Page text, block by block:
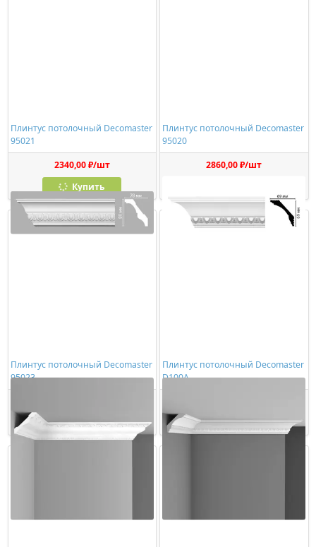
Плинтус потолочный Decomaster
95021
2340,00 ₽/шт
Купить
Плинтус потолочный Decomaster
95020
2860,00 ₽/шт
Плинтус потолочный Decomaster
95023
Купить
Плинтус потолочный Decomaster
D100A
Купить